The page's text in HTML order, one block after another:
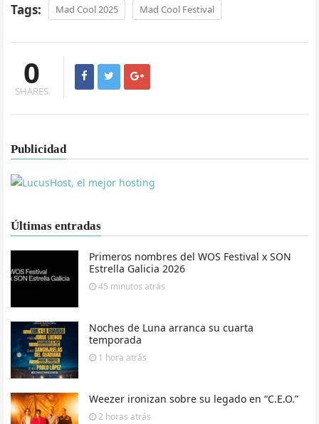
Tags: Mad Cool 2025 Mad Cool Festival
0
SHARES
Publicidad
Últimas entradas
Primeros nombres del WOS Festival x SON
Estrella Galicia 2026
45 minutos atrás
Noches de Luna arranca su cuarta
temporada
1 hora atrás
Weezer ironizan sobre su legado en “C.E.O.”
2 horas atrás